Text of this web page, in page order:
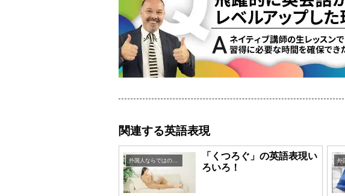
関連する英語表現
外国人ならではの英語表現
「くつろぐ」の英語表現い
ろいろ！